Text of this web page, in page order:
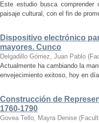
Este estudio busca
paisaje cultural, con el fin de
Dispositivo electrónico
mayores. Cunco
Delgadillo Gómez, Juan Pablo (
Actualmente ha cambiando la
envejecimiento exitoso, hoy en
Construcción de
1760-1790
Govea Tello, Mayra Denise (